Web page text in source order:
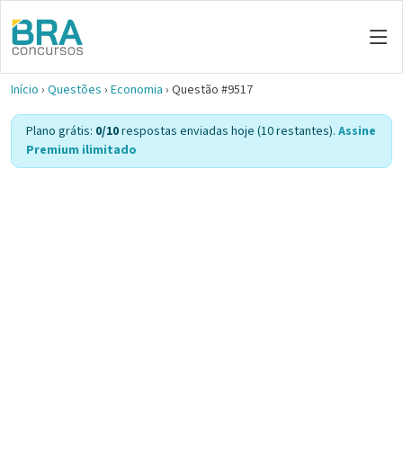
Início › Questões › Economia › Questão #9517
Plano grátis: 0/10respostas enviadas hoje (10 restantes). Assine
Premium ilimitado